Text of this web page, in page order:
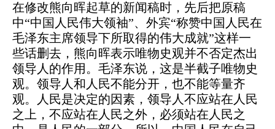
在修改熊向晖起草的新闻稿时，先后把原稿
中“中国人民伟大领袖”、外宾“称赞中国人民在
毛泽东主席领导下所取得的伟大成就”这样一
些话删去，熊向晖表示唯物史观并不否定杰出
领导人的作用。毛泽东说，这是半截子唯物史
观。领导人和人民不能分开，也不能等量齐
观。人民是决定的因素，领导人不应站在人民
之上，不应站在人民之外，必须站在人民之